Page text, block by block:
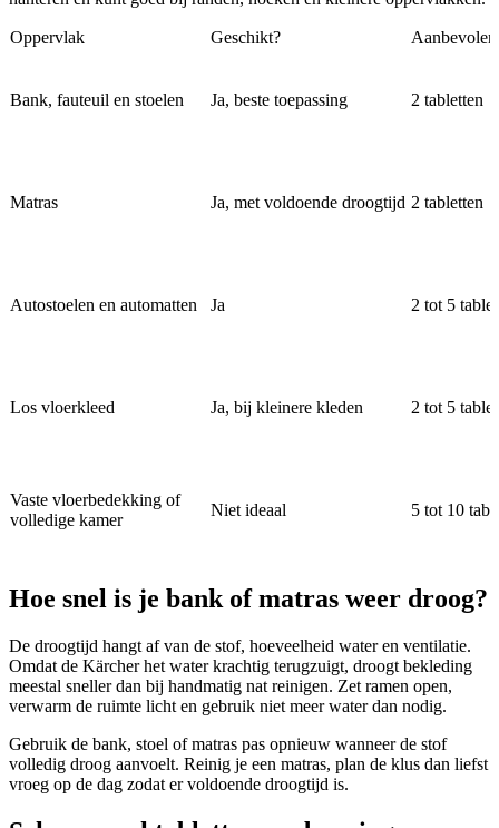
Oppervlak Geschikt?
Bank, fauteuil en stoelen Ja, beste toepassing 2 tabletten
Matras Ja, met voldoende droogtijd 2 tabletten
Autostoelen en automatten Ja 2 tot 5
Los vloerkleed Ja, bij kleinere kleden 2 tot 5
Vaste vloerbedekking of
volledige kamer
Niet ideaal 5 tot 10
Hoe snel is je bank of matras weer droog?
De droogtijd hangt af van de stof, hoeveelheid water en ventilatie.
Omdat de Kärcher het water krachtig terugzuigt, droogt bekleding
meestal sneller dan bij handmatig nat reinigen. Zet ramen open,
verwarm de ruimte licht en gebruik niet meer water dan nodig.
Gebruik de bank, stoel of matras pas opnieuw wanneer de stof
volledig droog aanvoelt. Reinig je een matras, plan de klus dan liefst
vroeg op de dag zodat er voldoende droogtijd is.